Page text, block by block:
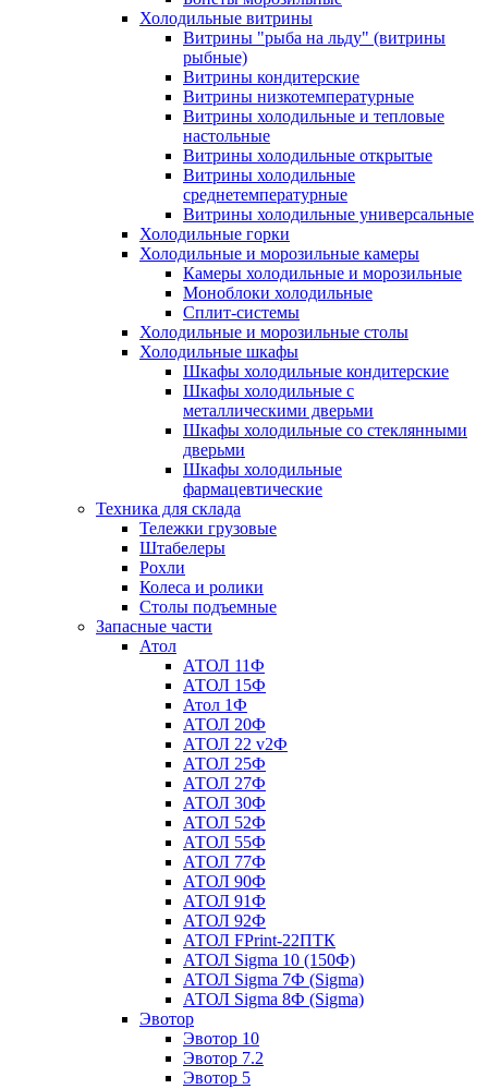
Холодильные витрины
Витрины "рыба на льду" (витрины
рыбные)
Витрины кондитерские
Витрины низкотемпературные
Витрины холодильные и тепловые
настольные
Витрины холодильные открытые
Витрины холодильные
среднетемпературные
Витрины холодильные универсальные
Холодильные горки
Холодильные и морозильные камеры
Камеры холодильные и морозильные
Моноблоки холодильные
Сплит-системы
Холодильные и морозильные столы
Холодильные шкафы
Шкафы холодильные кондитерские
Шкафы холодильные с
металлическими дверьми
Шкафы холодильные со стеклянными
дверьми
Шкафы холодильные
фармацевтические
Техника для склада
Тележки грузовые
Штабелеры
Рохли
Колеса и ролики
Столы подъемные
Запасные части
Атол
АТОЛ 11Ф
АТОЛ 15Ф
Атол 1Ф
АТОЛ 20Ф
АТОЛ 22 v2Ф
АТОЛ 25Ф
АТОЛ 27Ф
АТОЛ 30Ф
АТОЛ 52Ф
АТОЛ 55Ф
АТОЛ 77Ф
АТОЛ 90Ф
АТОЛ 91Ф
АТОЛ 92Ф
АТОЛ FPrint-22ПТК
АТОЛ Sigma 10 (150Ф)
АТОЛ Sigma 7Ф (Sigma)
АТОЛ Sigma 8Ф (Sigma)
Эвотор
Эвотор 10
Эвотор 7.2
Эвотор 5